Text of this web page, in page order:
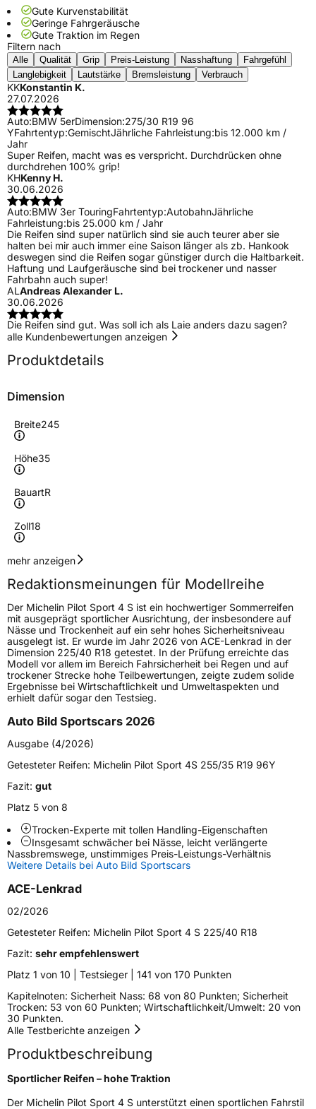
Gute Kurvenstabilität
Geringe Fahrgeräusche
Gute Traktion im Regen
Filtern nach
Alle Qualität Grip Preis-Leistung Nasshaftung
Fahrgefühl
Langlebigkeit
Lautstärke Bremsleistung Verbrauch
KKKonstantin K.
27.07.2026
Auto:BMW 5erDimension:275/30 R19 96
YFahrtentyp:GemischtJährliche Fahrleistung:bis 12.000 km /
Jahr
Super Reifen, macht was es verspricht. Durchdrücken ohne
durchdrehen 100% grip!
KHKenny H.
30.06.2026
Auto:BMW 3er TouringFahrtentyp:AutobahnJährliche
Fahrleistung:bis 25.000 km / Jahr
Die Reifen sind super natürlich sind sie auch teurer aber sie
halten bei mir auch immer eine Saison länger als zb. Hankook
deswegen sind die Reifen sogar günstiger durch die Haltbarkeit.
Haftung und Laufgeräusche sind bei trockener und nasser
Fahrbahn auch super!
ALAndreas Alexander L.
30.06.2026
Die Reifen sind gut. Was soll ich als Laie anders dazu sagen?
alle Kundenbewertungen anzeigen
Produktdetails
Dimension
Breite245
Höhe35
BauartR
Zoll18
Geschwindigkeitsindex
Höchstgeschwindigkeit
300 km/h
Lastindex92
Höchstlast630 kg
Gewicht (in kg) 10,165 kg
Generelle Merkmale
FahrzeugtypPKW
VerwendungSommerreifen
ModellnamePilot Sport 4 S
Fahrzeugart
Weitere Eigenschaften
SchlauchtypTL
ZustandNeureifen
Verstärkt XL
EU Label
EffizienzC
NasshaftungA
Rollgeräusch (dB)71
mehr anzeigen
Redaktionsmeinungen für Modellreihe
Der Michelin Pilot Sport 4 S ist ein hochwertiger Sommerreifen
mit ausgeprägt sportlicher Ausrichtung, der insbesondere auf
Nässe und Trockenheit auf ein sehr hohes Sicherheitsniveau
ausgelegt ist. Er wurde im Jahr 2026 von ACE-Lenkrad in der
Dimension 225/40 R18 getestet. In der Prüfung erreichte das
Modell vor allem im Bereich Fahrsicherheit bei Regen und auf
trockener Strecke hohe Teilbewertungen, zeigte zudem solide
Ergebnisse bei Wirtschaftlichkeit und Umweltaspekten und
erhielt dafür sogar den Testsieg.
Auto Bild Sportscars 2026
Ausgabe (4/2026)
Getesteter Reifen: Michelin Pilot Sport 4S 255/35 R19 96Y
Fazit: gut
Platz 5 von 8
Trocken-Experte mit tollen Handling-Eigenschaften
Insgesamt schwächer bei Nässe, leicht verlängerte
Nassbremswege, unstimmiges Preis-Leistungs-Verhältnis
Weitere Details bei Auto Bild Sportscars
ACE-Lenkrad
02/2026
Getesteter Reifen: Michelin Pilot Sport 4 S 225/40 R18
Fazit: sehr empfehlenswert
Platz 1 von 10 | Testsieger | 141 von 170 Punkten
Kapitelnoten: Sicherheit Nass: 68 von 80 Punkten; Sicherheit
Trocken: 53 von 60 Punkten; Wirtschaftlichkeit/Umwelt: 20 von
30 Punkten.
Alle Testberichte anzeigen
Produktbeschreibung
Sportlicher Reifen – hohe Traktion
Der Michelin Pilot Sport 4 S unterstützt einen sportlichen Fahrstil